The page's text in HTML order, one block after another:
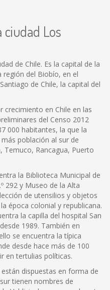
Los
de Chile. Es la capital de la
región del Biobío, en el
de Chile, la capital del
crecimiento en Chile en las
del Censo 2012
000 habitantes, la que la
población al sur de
Temuco, Rancagua, Puerto
la Biblioteca Municipal de
292 y Museo de la Alta
de utensilios y objetos
época colonial y republicana.
la capilla del hospital San
1989. También en
se encuentra la típica
desde hace más de 100
en tertulias políticas.
dispuestas en forma de
tienen nombres de